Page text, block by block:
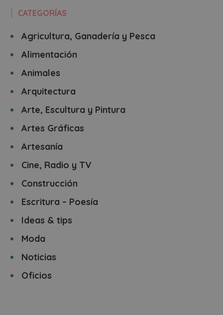
CATEGORÍAS
Agricultura, Ganadería y Pesca
Alimentación
Animales
Arquitectura
Arte, Escultura y Pintura
Artes Gráficas
Artesanía
Cine, Radio y TV
Construcción
Escritura – Poesía
Ideas & tips
Moda
Noticias
Oficios